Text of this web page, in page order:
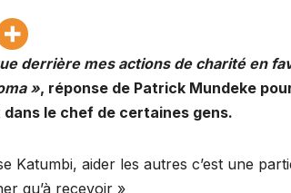
derrière mes actions de charité en
», réponse de Patrick Mundeke
le chef de certaines gens.
Katumbi, aider les autres c’est une
qu’à recevoir »